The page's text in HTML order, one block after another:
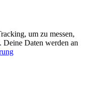
um zu messen,
Daten werden an